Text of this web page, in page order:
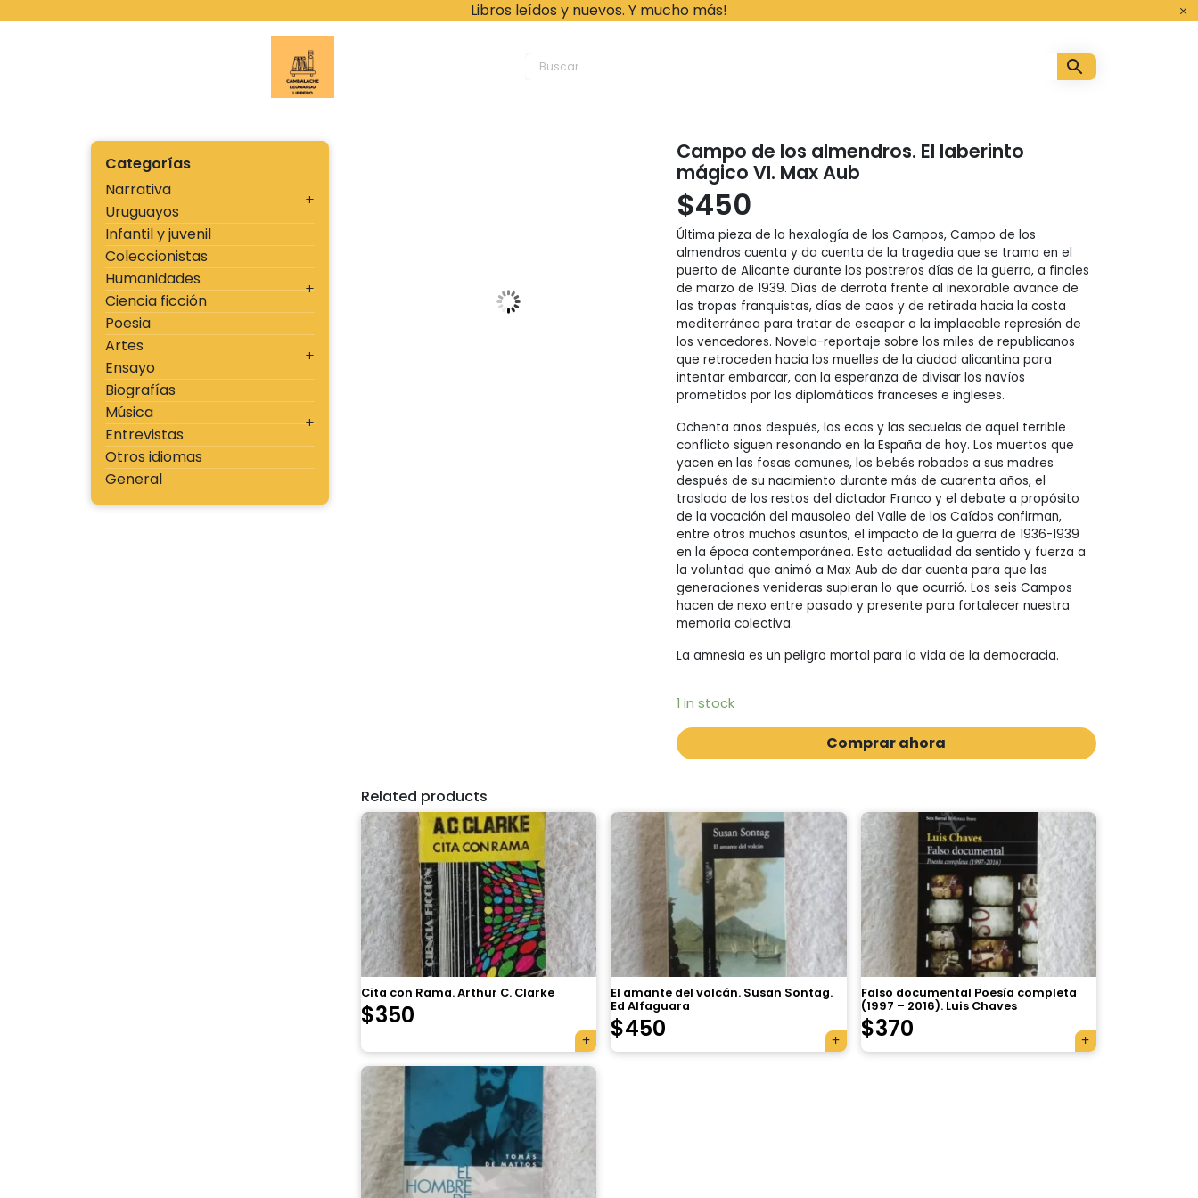
Libros leídos y nuevos. Y mucho más!
Categorías
Narrativa
Uruguayos
Infantil y juvenil
Coleccionistas
Humanidades
Ciencia ficción
Poesia
Artes
Ensayo
Biografías
Música
Entrevistas
Otros idiomas
General
Campo de los almendros. El laberinto
mágico VI. Max Aub
$450
Última pieza de la hexalogía de los Campos, Campo de los
almendros cuenta y da cuenta de la tragedia que se trama en el
puerto de Alicante durante los postreros días de la guerra, a finales
de marzo de 1939. Días de derrota frente al inexorable avance de
las tropas franquistas, días de caos y de retirada hacia la costa
mediterránea para tratar de escapar a la implacable represión de
los vencedores. Novela-reportaje sobre los miles de republicanos
que retroceden hacia los muelles de la ciudad alicantina para
intentar embarcar, con la esperanza de divisar los navíos
prometidos por los diplomáticos franceses e ingleses.
Ochenta años después, los ecos y las secuelas de aquel terrible
conflicto siguen resonando en la España de hoy. Los muertos que
yacen en las fosas comunes, los bebés robados a sus madres
después de su nacimiento durante más de cuarenta años, el
traslado de los restos del dictador Franco y el debate a propósito
de la vocación del mausoleo del Valle de los Caídos confirman,
entre otros muchos asuntos, el impacto de la guerra de 1936-1939
en la época contemporánea. Esta actualidad da sentido y fuerza a
la voluntad que animó a Max Aub de dar cuenta para que las
generaciones venideras supieran lo que ocurrió. Los seis Campos
hacen de nexo entre pasado y presente para fortalecer nuestra
memoria colectiva.
La amnesia es un peligro mortal para la vida de la democracia.
1 in stock
Comprar ahora
Related products
Cita con Rama. Arthur C. Clarke
$350
El amante del volcán. Susan Sontag.
Ed Alfaguara
$450
Falso documental Poesía completa
(1997 – 2016). Luis Chaves
$370